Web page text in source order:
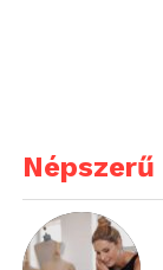
Népszerű